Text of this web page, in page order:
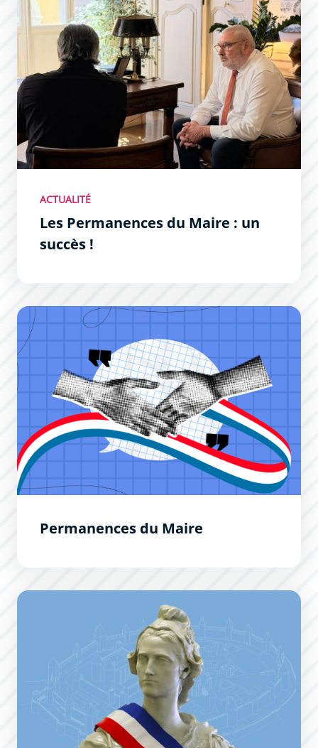
ACTUALITÉ
Les Permanences du Maire : un
succès !
Permanences du Maire
Permanences du Maire
Le Conseil Municipal